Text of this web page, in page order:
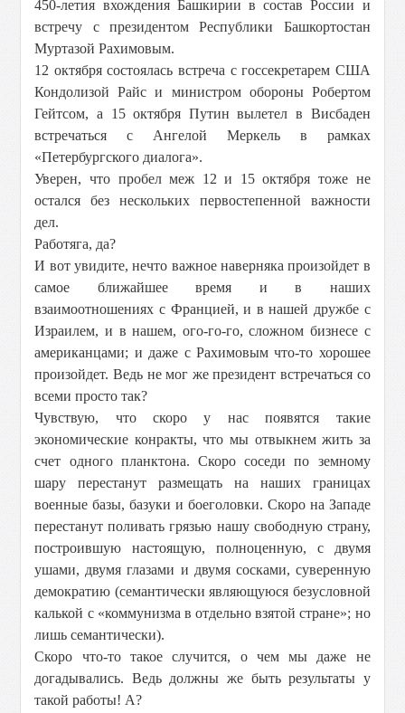
450-летия вхождения Башкирии в состав России и
встречу с президентом Республики Башкортостан
Муртазой Рахимовым.
12 октября состоялась встреча с госсекретарем США
Кондолизой Райс и министром обороны Робертом
Гейтсом, а 15 октября Путин вылетел в Висбаден
встречаться с Ангелой Меркель в рамках
«Петербургского диалога».
Уверен, что пробел меж 12 и 15 октября тоже не
остался без нескольких первостепенной важности
дел.
Работяга, да?
И вот увидите, нечто важное наверняка произойдет в
самое ближайшее время и в наших
взаимоотношениях с Францией, и в нашей дружбе с
Израилем, и в нашем, ого-го-го, сложном бизнесе с
американцами; и даже с Рахимовым что-то хорошее
произойдет. Ведь не мог же президент встречаться со
всеми просто так?
Чувствую, что скоро у нас появятся такие
экономические конракты, что мы отвыкнем жить за
счет одного планктона. Скоро соседи по земному
шару перестанут размещать на наших границах
военные базы, базуки и боеголовки. Скоро на Западе
перестанут поливать грязью нашу свободную страну,
построившую настоящую, полноценную, с двумя
ушами, двумя глазами и двумя сосками, суверенную
демократию (семантически являющуюся безусловной
калькой с «коммунизма в отдельно взятой стране»; но
лишь семантически).
Скоро что-то такое случится, о чем мы даже не
догадывались. Ведь должны же быть результаты у
такой работы! А?